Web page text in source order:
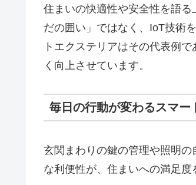
住まいの快適性や安全性を語
だの囲い」ではなく、IoT技術
トエクステリアはその代表例
く向上させています。
毎日の行動が変わるスマー
玄関まわりの鍵の管理や照明
な利便性が、住まいへの満足度